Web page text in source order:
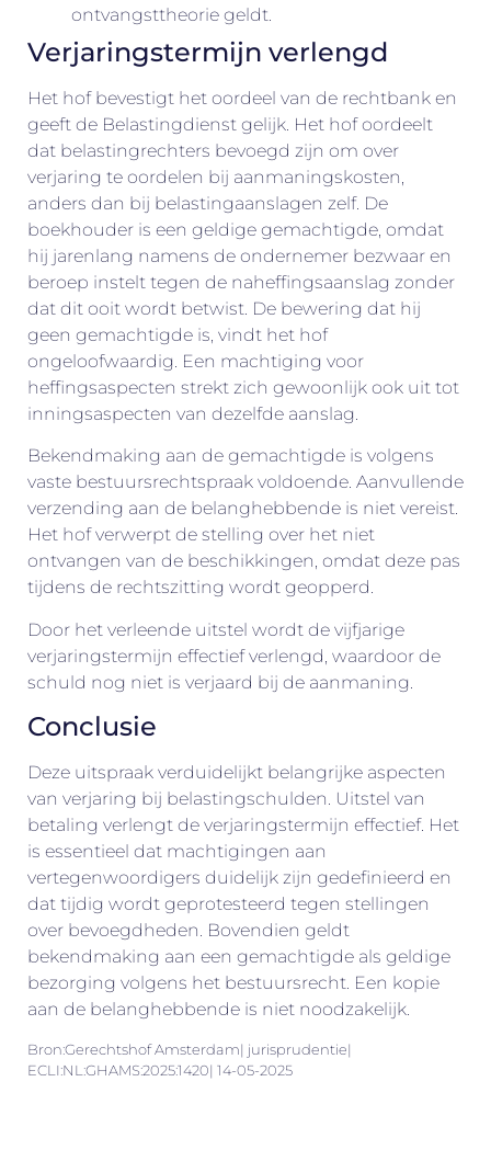
ontvangsttheorie geldt.
Verjaringstermijn verlengd
Het hof bevestigt het oordeel van de rechtbank en
geeft de Belastingdienst gelijk. Het hof oordeelt
dat belastingrechters bevoegd zijn om over
verjaring te oordelen bij aanmaningskosten,
anders dan bij belastingaanslagen zelf. De
boekhouder is een geldige gemachtigde, omdat
hij jarenlang namens de ondernemer bezwaar en
beroep instelt tegen de naheffingsaanslag zonder
dat dit ooit wordt betwist. De bewering dat hij
geen gemachtigde is, vindt het hof
ongeloofwaardig. Een machtiging voor
heffingsaspecten strekt zich gewoonlijk ook uit tot
inningsaspecten van dezelfde aanslag.
Bekendmaking aan de gemachtigde is volgens
vaste bestuursrechtspraak voldoende. Aanvullende
verzending aan de belanghebbende is niet vereist.
Het hof verwerpt de stelling over het niet
ontvangen van de beschikkingen, omdat deze pas
tijdens de rechtszitting wordt geopperd.
Door het verleende uitstel wordt de vijfjarige
verjaringstermijn effectief verlengd, waardoor de
schuld nog niet is verjaard bij de aanmaning.
Conclusie
Deze uitspraak verduidelijkt belangrijke aspecten
van verjaring bij belastingschulden. Uitstel van
betaling verlengt de verjaringstermijn effectief. Het
is essentieel dat machtigingen aan
vertegenwoordigers duidelijk zijn gedefinieerd en
dat tijdig wordt geprotesteerd tegen stellingen
over bevoegdheden. Bovendien geldt
bekendmaking aan een gemachtigde als geldige
bezorging volgens het bestuursrecht. Een kopie
aan de belanghebbende is niet noodzakelijk.
Bron:Gerechtshof Amsterdam| jurisprudentie|
ECLI:NL:GHAMS:2025:1420| 14-05-2025